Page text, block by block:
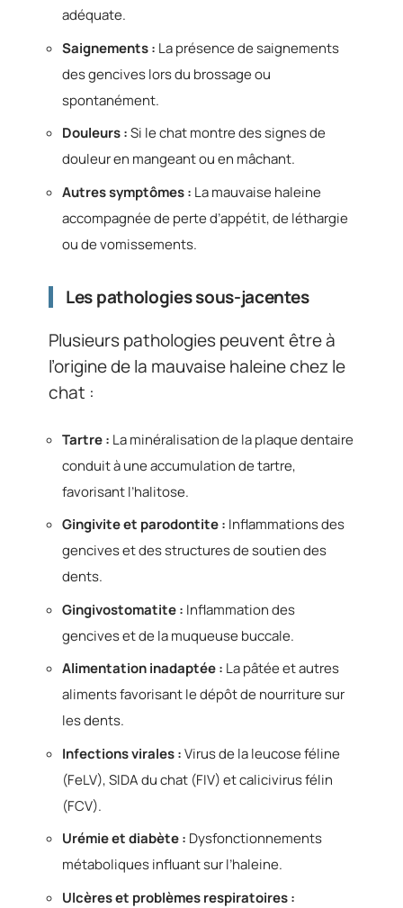
adéquate.
Saignements : La présence de saignements
des gencives lors du brossage ou
spontanément.
Douleurs :Si le chat montre des signes de
douleur en mangeant ou en mâchant.
Autres symptômes : La mauvaise haleine
accompagnée de perte d’appétit, de léthargie
ou de vomissements.
Les pathologies sous-jacentes
Plusieurs pathologies peuvent être à
l’origine de la mauvaise haleine chez le
chat :
Tartre : La minéralisation de la plaque dentaire
conduit à une accumulation de tartre,
favorisant l’halitose.
Gingivite et parodontite : Inflammations des
gencives et des structures de soutien des
dents.
Gingivostomatite : Inflammation des
gencives et de la muqueuse buccale.
Alimentation inadaptée : La pâtée et autres
aliments favorisant le dépôt de nourriture sur
les dents.
Infections virales :Virus de la leucose féline
(FeLV), SIDA du chat (FIV) et calicivirus félin
(FCV).
Urémie et diabète : Dysfonctionnements
métaboliques influant sur l’haleine.
Ulcères et problèmes respiratoires :